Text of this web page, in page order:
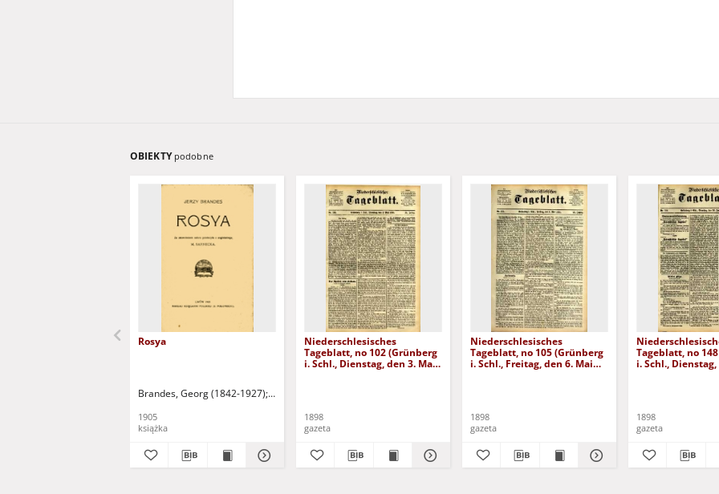
OBIEKTY podobne
Rosya
Brandes, Georg (1842-1927) Sarnecka, M. - tł.
1905
książka
Niederschlesisches
Tageblatt, no 102 (Grünberg
i. Schl., Dienstag, den 3. Mai
1898
gazeta
Niederschlesisches
Tageblatt, no 105 (Grünberg
i. Schl., Freitag, den 6. Mai
1898
gazeta
Tageblatt, no
i. Schl.,
1898
gazeta